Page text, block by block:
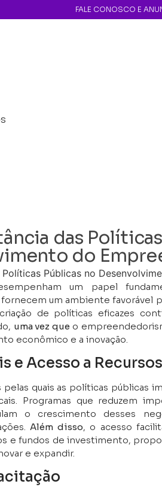
FALE CONOSCO E
das
do
um papel
fornecem um ambiente favorável
de políticas eficazes
uma vez que o
econômico e a inovação.
e Acesso a Recursos
pelas quais as políticas públicas
Programas que reduzem
o crescimento desses
Além disso, o acesso
e fundos de investimento,
e expandir.